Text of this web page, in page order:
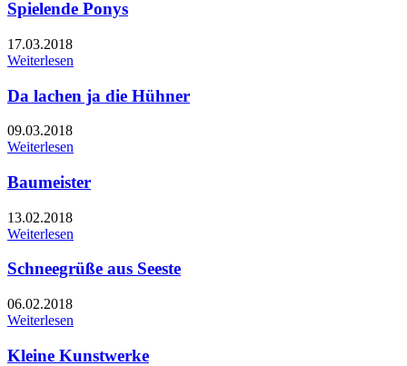
Spielende Ponys
17.03.2018
Weiterlesen
Da lachen ja die Hühner
09.03.2018
Weiterlesen
Baumeister
13.02.2018
Weiterlesen
Schneegrüße aus Seeste
06.02.2018
Weiterlesen
Kleine Kunstwerke